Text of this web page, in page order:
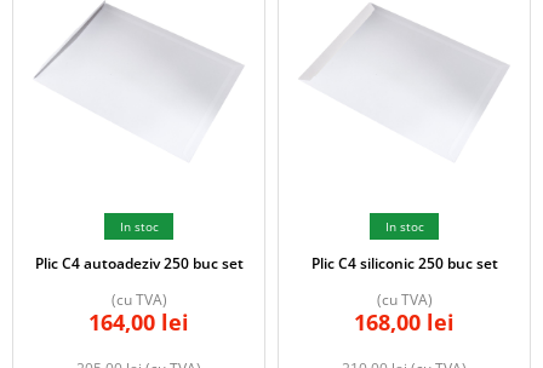
In stoc
Plic C4 autoadeziv 250 buc set
164,00 lei
(cu TVA)
In stoc
Plic C4 siliconic 250 buc set
168,00 lei
(cu TVA)